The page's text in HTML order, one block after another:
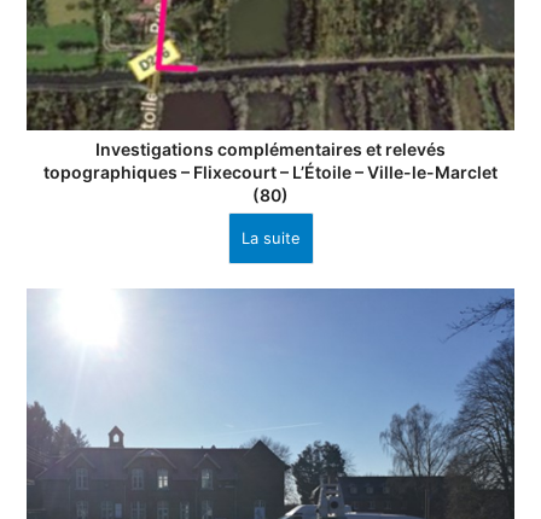
Investigations complémentaires et relevés
topographiques – Flixecourt – L’Étoile – Ville-le-Marclet
(80)
La suite